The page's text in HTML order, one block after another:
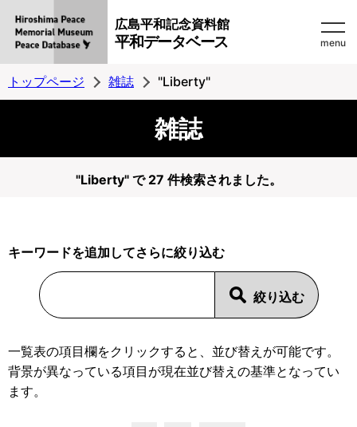
広島平和記念資料館
平和データベース menu
トップページ 雑誌 "Liberty"
雑誌
"Liberty" で 27 件検索されました。
キーワードを追加してさらに絞り込む
一覧表の項目欄をクリックすると、並び替えが可能です。
背景が異なっている項目が現在並び替えの基準となってい
ます。